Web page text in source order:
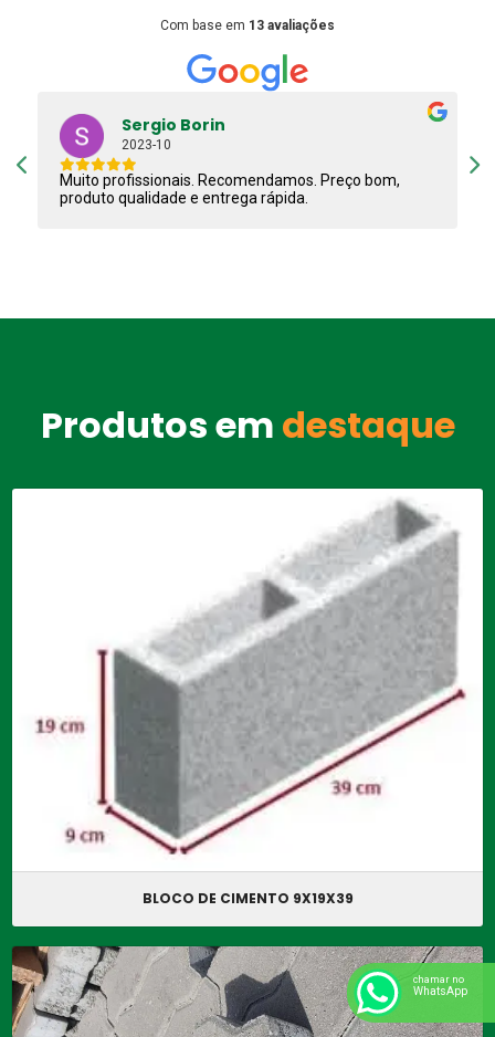
Com base em 13 avaliações
ALF GUIMARÃES
2019-10
Ótima experiência em compras, pessoal atencioso e
competentes, recomendo.
Produtos em destaque
BLOCO DE CIMENTO 9X19X39
chamar no
WhatsApp